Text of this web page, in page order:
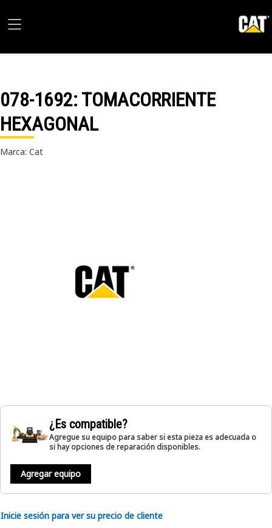
078-1692: TOMACORRIENTE
HEXAGONAL
Marca: Cat
¿Es compatible?
Agregue su equipo para saber si esta pieza es adecuada o
si hay opciones de reparación disponibles.
Agregar equipo
Inicie sesión para ver su precio de cliente